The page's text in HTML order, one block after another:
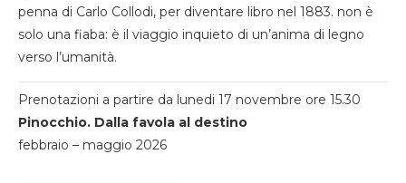
penna di Carlo Collodi, per diventare libro nel 1883. non è
solo una fiaba: è il viaggio inquieto di un’anima di legno
verso l’umanità.
Prenotazioni a partire da lunedi 17 novembre ore 15.30
Pinocchio. Dalla favola al destino
febbraio – maggio 2026